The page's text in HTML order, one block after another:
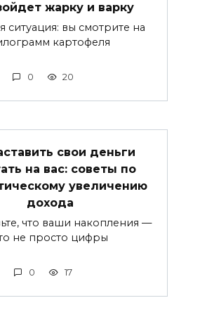
жарку и варку
ситуация: вы смотрите на
картофеля
0 20
свои деньги
на вас: советы по
увеличению
дохода
что ваши накопления —
не просто цифры
0 17